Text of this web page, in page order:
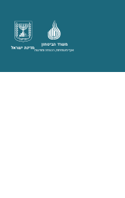
מדינת ישראל
משרד הביטחון
אגף משפחות, הנצחה ומורשת